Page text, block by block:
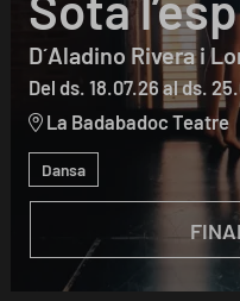
D´Aladino Rivera i
Del ds. 18.07.26al ds.
La Badabadoc Teatre
Dansa